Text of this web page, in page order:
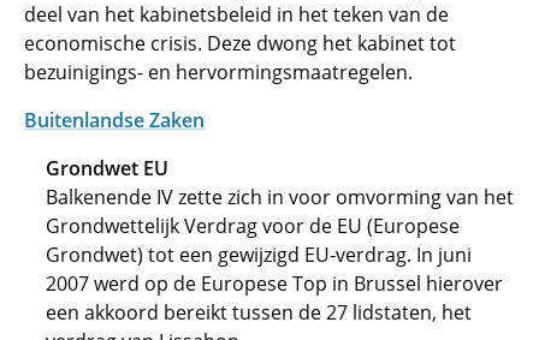
deel van het kabinetsbeleid in het teken van de
economische crisis. Deze dwong het kabinet tot
bezuinigings- en hervormingsmaatregelen.
Buitenlandse Zaken
Grondwet EU
Balkenende IV zette zich in voor omvorming van het
Grondwettelijk Verdrag voor de EU (Europese
Grondwet) tot een gewijzigd EU-verdrag. In juni
2007 werd op de Europese Top in Brussel hierover
een akkoord bereikt tussen de 27 lidstaten, het